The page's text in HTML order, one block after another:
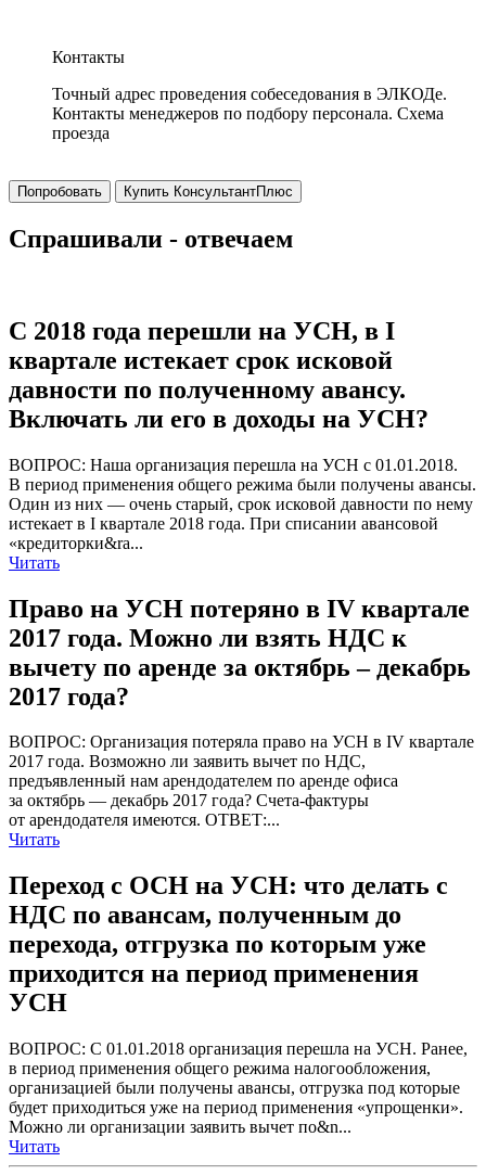
Контакты
Точный адрес проведения собеседования в ЭЛКОДе.
Контакты менеджеров по подбору персонала. Схема
проезда
Попробовать Купить КонсультантПлюс
Спрашивали - отвечаем
С 2018 года перешли на УСН, в I
квартале истекает срок исковой
давности по полученному авансу.
Включать ли его в доходы на УСН?
ВОПРОС: Наша организация перешла на УСН с 01.01.2018.
В период применения общего режима были получены авансы.
Один из них — очень старый, срок исковой давности по нему
истекает в I квартале 2018 года. При списании авансовой
«кредиторки&ra...
Читать
Право на УСН потеряно в IV квартале
2017 года. Можно ли взять НДС к
вычету по аренде за октябрь – декабрь
2017 года?
ВОПРОС: Организация потеряла право на УСН в IV квартале
2017 года. Возможно ли заявить вычет по НДС,
предъявленный нам арендодателем по аренде офиса
за октябрь — декабрь 2017 года? Счета-фактуры
от арендодателя имеются. ОТВЕТ:...
Читать
Переход с ОСН на УСН: что делать с
НДС по авансам, полученным до
перехода, отгрузка по которым уже
приходится на период применения
УСН
ВОПРОС: С 01.01.2018 организация перешла на УСН. Ранее,
в период применения общего режима налогообложения,
организацией были получены авансы, отгрузка под которые
будет приходиться уже на период применения «упрощенки».
Можно ли организации заявить вычет по&n...
Читать